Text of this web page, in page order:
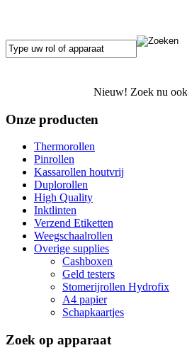
Nieuw! Zoek nu
Onze producten
Thermorollen
Pinrollen
Kassarollen houtvrij
Duplorollen
High Quality
Inktlinten
Verzend Etiketten
Weegschaalrollen
Overige supplies
Cashboxen
Geld testers
Stomerijrollen Hydrofix
A4 papier
Schapkaartjes
Zoek op apparaat